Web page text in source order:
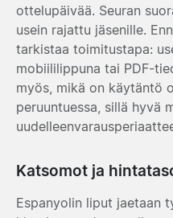
ottelupäivää. Seuran
usein rajattu jäsenille.
tarkistaa toimitustapa:
mobiililippuna tai PDF-
myös, mikä on käytäntö
peruuntuessa, sillä hyvä
Katsomot ja
Espanyolin liput jaetaan